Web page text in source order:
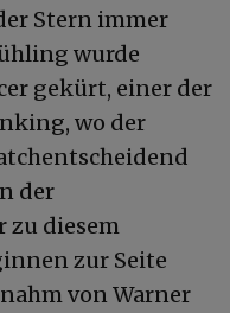
Stern immer
wurde
gekürt, einer der
wo der
der
zu diesem
zur Seite
von Warner